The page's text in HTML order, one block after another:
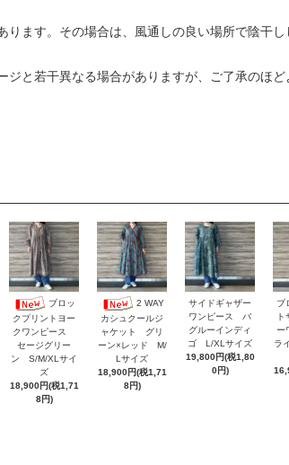
ます。その場合は、風通しの良い場所で陰干し
と若干異なる場合がありますが、ご了承のほど
ブロッ
クプリントヨー
クワンピース
セージグリー
ン S/M/XLサイ
ズ
18,900円(税1,71
8円)
2 WAY
カシュクールジ
ャケット グリ
ーン×レッド M/
Lサイズ
18,900円(税1,71
8円)
サイドギャザー
ワンピース バ
グルーインディ
ゴ L/XLサイズ
19,800円(税1,80
0円)
ブ
ー
ラ